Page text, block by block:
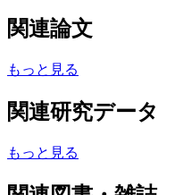
関連論文
もっと見る
関連研究データ
もっと見る